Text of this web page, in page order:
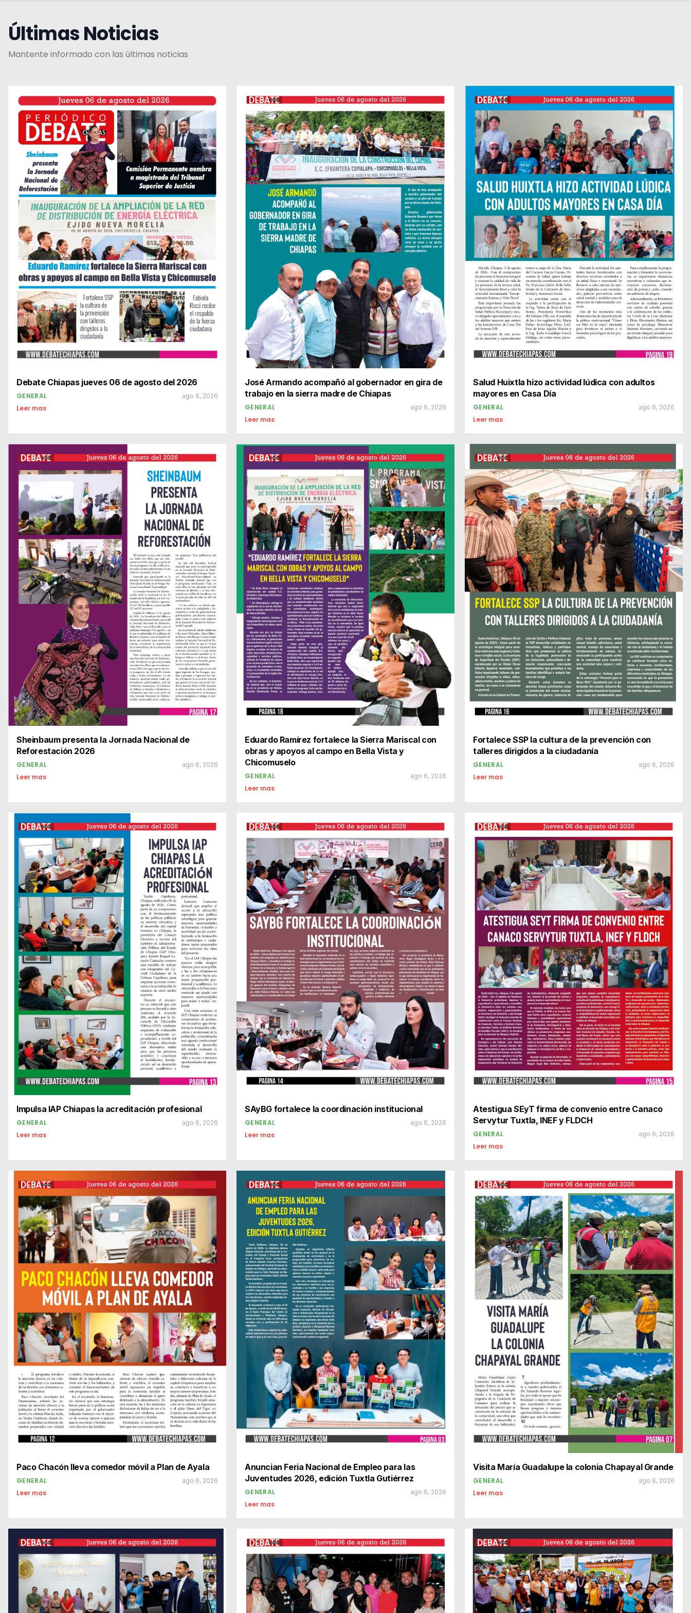
Últimas Noticias
Mantente informado con las últimas noticias
Debate Chiapas jueves 06 de agosto del 2026
GENERAL ago 6, 2026
Leer mas
José Armando acompañó al gobernador en gira de
trabajo en la sierra madre de Chiapas
GENERAL ago 6, 2026
Leer mas
Salud Huixtla hizo actividad lúdica con adultos
mayores en Casa Día
GENERAL ago 6, 2026
Leer mas
Sheinbaum presenta la Jornada Nacional de
Reforestación 2026
GENERAL ago 6, 2026
Leer mas
Eduardo Ramírez fortalece la Sierra Mariscal con
obras y apoyos al campo en Bella Vista y
Chicomuselo
GENERAL ago 6, 2026
Leer mas
Fortalece SSP la cultura de la prevención con
talleres dirigidos a la ciudadanía
GENERAL ago 6, 2026
Leer mas
Impulsa IAP Chiapas la acreditación profesional
GENERAL ago 6, 2026
Leer mas
SAyBG fortalece la coordinación institucional
GENERAL ago 6, 2026
Leer mas
Atestigua SEyT firma de convenio entre Canaco
Servytur Tuxtla, INEF y FLDCH
GENERAL ago 6, 2026
Leer mas
Paco Chacón lleva comedor móvil a Plan de Ayala
GENERAL ago 6, 2026
Leer mas
Anuncian Feria Nacional de Empleo para las
Juventudes 2026, edición Tuxtla Gutiérrez
GENERAL ago 6, 2026
Leer mas
Visita María Guadalupe la colonia Chapayal Grande
GENERAL ago 6, 2026
Leer mas